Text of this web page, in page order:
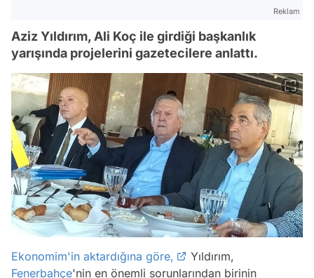
Reklam
Aziz Yıldırım, Ali Koç ile girdiği başkanlık
yarışında projelerini gazetecilere anlattı.
Ekonomim'in aktardığına göre,
Yıldırım,
Fenerbahçe'nin en önemli sorunlarından birinin